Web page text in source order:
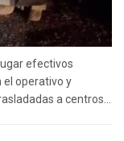
efectivos
el operativo y
a centros...